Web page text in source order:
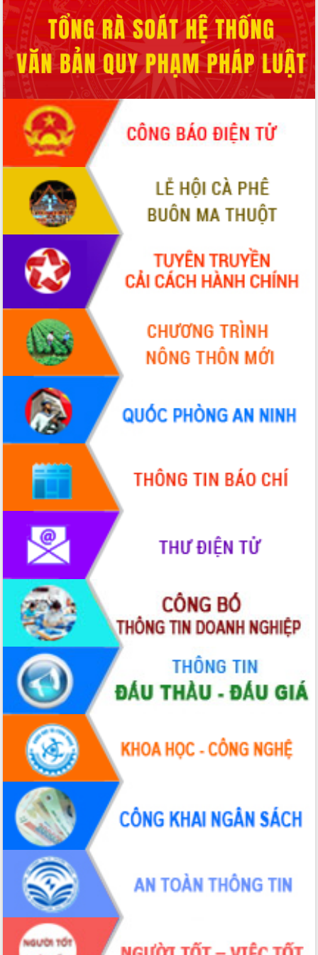
du khách thông qua Hệ thống cơ sở dữ
liệu và Bản đồ số
Tập huấn ứng dụng trí tuệ nhân tạo (AI)
trong thương mại điện tử năm 2026
Đoàn đại biểu Quốc hội tỉnh Đắk Lắk
trao đổi thông tin trước Kỳ họp thứ
nhất, Quốc hội khóa XVI
Quyết liệt cải cách hành chính, khơi
thông nguồn lực phát triển
Nâng cao hiệu lực, hiệu quả HĐND
tỉnh thông qua hiện đại hóa hành chính
Xã Ea Phê gắn cải cách hành chính với
chuyển đổi số
Phó Chủ tịch Thường trực UBND tỉnh
Hồ Thị Nguyên Thảo làm việc tại Trung
tâm Phục vụ hành chính công xã Ea
Xây dựng nền hành chính số đồng
hành cùng nông dân dân, doanh nghiệp
Giai đoạn 2026-2030, Đắk Lắk phấn
đấu có 77% xã đạt chuẩn nông thôn
mới
Chuyển đổi số 'mở đường' cho nông
nghiệp Đắk Lắk tăng trưởng bứt phá
Triển khai đồng bộ đo đạc, lập hồ sơ
địa chính, hoàn thiện cơ sở dữ liệu đất
Ứng dụng sinh trắc học - Bước tiến
trong hành trình chuyển đổi số tại Đắk
Đắk Lắk nâng cao hiệu quả công tác
Đảng từ Sổ tay đảng viên điện tử
Đắk Lắk đẩy mạnh nuôi biển công
nghệ, hướng tới phát triển thủy sản
bền vững
Tập huấn nâng cao năng lực triển khai
chuyển đổi số cho cán bộ, công chức
cấp xã
Đắk Lắk phát động hưởng ứng Ngày
Quyền của người tiêu dùng Việt Nam
2026
Đẩy mạnh cải cách hành chính, quyết
tâm đạt được mục tiêu tăng trưởng
hai con số trong năm 2026
Tổ chức trang trọng Lễ hội Đền thờ
Lương Văn Chánh năm 2026
Phó Bí thư Tỉnh ủy Đắk Lắk Đỗ Hữu
Huy giữ chức Bí thư Đảng ủy Ủy Ban
Nhân dân tỉnh
Bệnh án điện tử thúc đẩy chuyển đổi
số y tế tại Đắk Lắk
Chuyển đổi số thư viện: Mở rộng
không gian tri thức trong thời đại số
Đánh giá, rút kinh nghiệm công tác tổ
chức diễn tập trước ngày bầu cử
Chương trình “Gặp gỡ hữu nghị –
Friendship Meeting New Year 2026”
Bầu cử Quốc hội và HĐND: Cử tri Đắk
Lắk gửi gắm niềm tin, kỳ vọng vào lá
phiếu
Đắk Lắk sẵn sàng các điều kiện cho